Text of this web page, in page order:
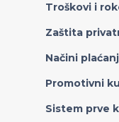
Troškovi i
Zaštita
Načini
Promotivni
Sistem prve